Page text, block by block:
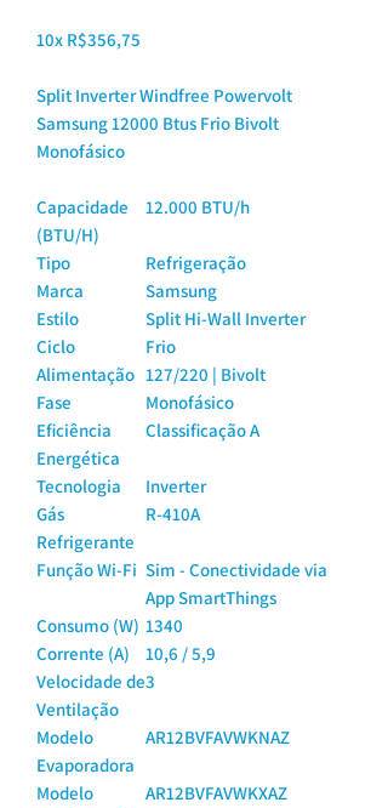
10x R$356,75
Split Inverter Windfree Powervolt
Samsung 12000 Btus Frio Bivolt
Monofásico
Capacidade
(BTU/H)
12.000 BTU/h
Tipo
Refrigeração
Marca
Samsung
Estilo
Split Hi-Wall Inverter
Ciclo
Frio
Alimentação 127/220 | Bivolt
Fase
Monofásico
Eficiência
Energética
Classificação A
Tecnologia
Inverter
Gás
Refrigerante
R-410A
Função Wi-Fi Sim - Conectividade via
App SmartThings
Consumo (W) 1340
Corrente (A)
10,6 / 5,9
Velocidade de
Ventilação
3
Modelo
Evaporadora
AR12BVFAVWKNAZ
Modelo
AR12BVFAVWKXAZ